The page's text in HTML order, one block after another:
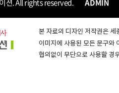
션. All rights reserved. ADMIN